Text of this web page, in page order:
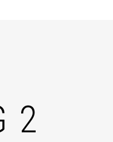
2